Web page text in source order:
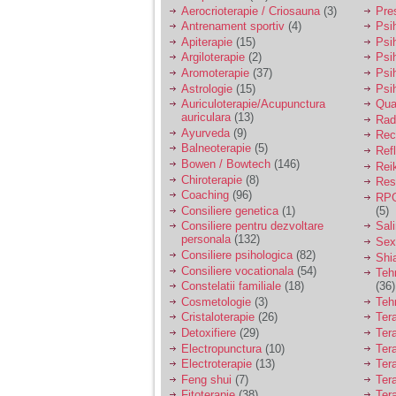
nevoie de un psiholog
sau psihiatru.
Sunt casatorita, am
31 de ani si un copil in
varsta de 2 ani care
mi-e lumina ochilor.
De ceva timp simt ca
mi s-a adunat
oboseala, o oboseala
cronica de care nu pot
scapa si simt ca din
cauza ei nu pot
controla nervii si
cateodata are copilul
de suferit.
Am o bariera peste
care nu pot trece:
prietena mea a ramas
insarcinata cu o fata.
Am fost de comun
acord sa facem un
copil, cu gandul ca e
baiat.
Argiloterapie(2)
Aromoterapie (37)
Astrologie (15)
Auriculoterapie/Acupunctura
auriculara(13)
Ayurveda(9)
Balneoterapie(5)
Bowen / Bowtech
Chiroterapie(8)
Coaching(96)
Consiliere genetica(1)
Consiliere pentru dezvoltare
personala (132)
Consiliere psihologica(82)
Consiliere vocationala(54)
Constelatii familiale
Cosmetologie(3)
Cristaloterapie(26)
Detoxifiere (29)
Electropunctura(10)
Electroterapie(13)
Feng shui(7)
Fitoterapie(38)
Fizioterapie(39)
Gemoterapie(12)
(5)
(36)